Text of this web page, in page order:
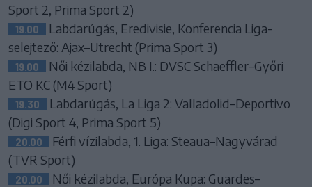
Sport 2, Prima Sport 2)
19.00
Labdarúgás, Eredivisie, Konferencia Liga-
selejtező: Ajax–Utrecht (Prima Sport 3)
19.00
Női kézilabda, NB I.: DVSC Schaeffler–Győri
ETO KC (M4 Sport)
19.30
Labdarúgás, La Liga 2: Valladolid–Deportivo
(Digi Sport 4, Prima Sport 5)
20.00
Férfi vízilabda, 1. Liga: Steaua–Nagyvárad
(TVR Sport)
20.00
Női kézilabda, Európa Kupa: Guardes–